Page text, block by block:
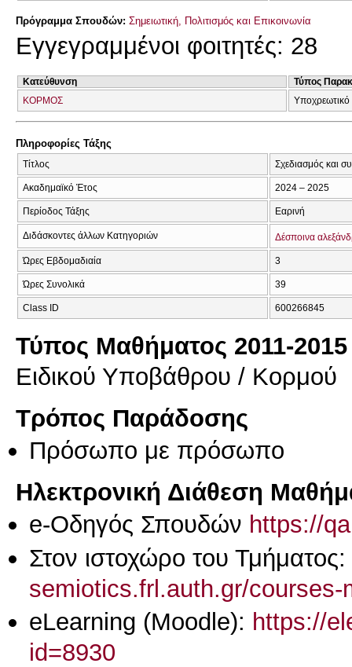
Πρόγραμμα Σπουδών: Σημειωτική, Πολιτισμός και Επικοινωνία
Εγγεγραμμένοι φοιτητές: 28
Κατεύθυνση
Τύπος
ΚΟΡΜΟΣ
Υποχρεωτικό
Πληροφορίες Τάξης
Τίτλος Σχεδιασμός και
Ακαδημαϊκό Έτος 2024 – 2025
Περίοδος Τάξης Εαρινή
Διδάσκοντες άλλων Κατηγοριών Δέσποινα
Ώρες Εβδομαδιαία 3
Ώρες Συνολικά 39
Class ID 600266845
Τύπος Μαθήματος 2011-2015
Ειδικού Υποβάθρου / Κορμού
Τρόπος Παράδοσης
Πρόσωπο με πρόσωπο
Ηλεκτρονική Διάθεση
e-Οδηγός Σπουδών https://
Στον ιστοχώρο του Τμήματος:
semiotics.frl.auth.gr/courses-
eLearning (Moodle): https://
id=8930